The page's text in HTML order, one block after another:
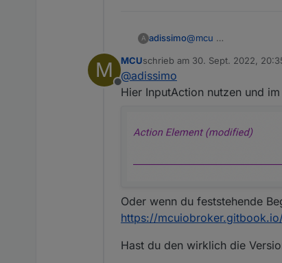
A adissimo@mcu
M
Offline
MCUschrieb am 30. Sept. 2022,
zuletzt editiert von MCU
@adissimo
Hier InputAction nutzen und
Oder wenn du feststehende
https://
Hast du den wirklich die